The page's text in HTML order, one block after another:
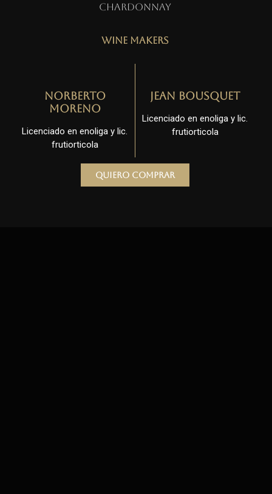
Chardonnay
Wine Makers
Norberto
Moreno
Licenciado en enoliga y lic.
frutiorticola
Jean Bousquet
Licenciado en enoliga y lic.
frutiorticola
Quiero comprar